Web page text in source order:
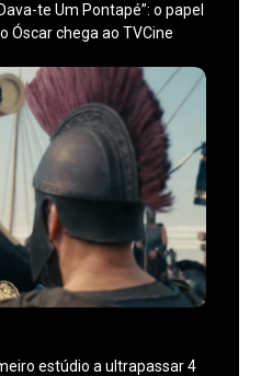
te Um Pontapé”: o papel
Óscar chega ao TVCine
estúdio a ultrapassar 4